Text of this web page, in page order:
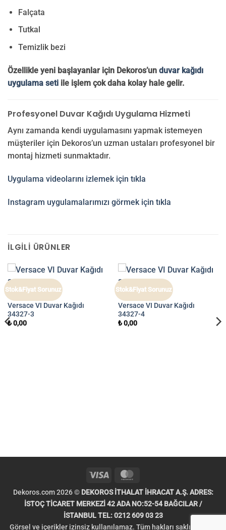
Falçata
Tutkal
Temizlik bezi
Özellikle yeni başlayanlar için Dekoros’un duvar kağıdı
uygulama seti ile işlem çok daha kolay hale gelir.
Profesyonel Duvar Kağıdı Uygulama Hizmeti
Aynı zamanda kendi uygulamasını yapmak istemeyen
müşteriler için Dekoros’un uzman ustaları profesyonel bir
montaj hizmeti sunmaktadır.
Uygulama videolarını izlemek için tıkla
Instagram uygulamalarımızı görmek için tıkla
İLGILI ÜRÜNLER
Stok&Fiyat Sorunuz
VERSACE VI
Versace VI Duvar Kağıdı
34327-3
₺0,00
Stok&Fiyat Sorunuz
VERSACE VI
Versace VI Duvar Kağıdı
34327-4
₺0,00
Visa
Dekoros.com 2026 © DEKOROS İTHALAT İHRACAT A.Ş. ADRES:
İSTOÇ TİCARET MERKEZİ 42 ADA NO:52-54 BAĞCILAR /
İSTANBUL TEL: 0212 609 03 23
Görsel ve içerikler izinsiz kullanılamaz. Tüm hakları saklıdır. Telif